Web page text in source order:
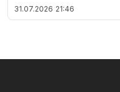
31.07.2026 21:46